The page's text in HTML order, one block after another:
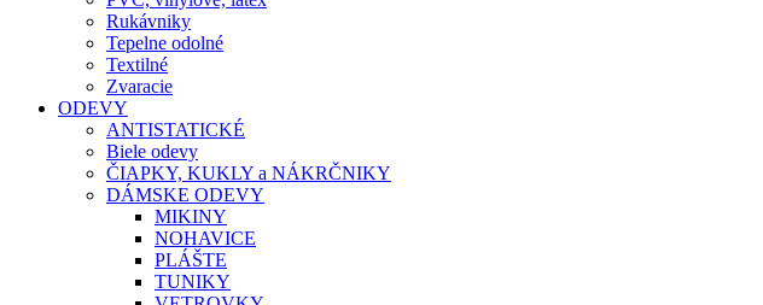
Rukávniky
Tepelne odolné
Textilné
Zvaracie
ODEVY
ANTISTATICKÉ
Biele odevy
ČIAPKY, KUKLY a NÁKRČNIKY
DÁMSKE ODEVY
MIKINY
NOHAVICE
PLÁŠTE
TUNIKY